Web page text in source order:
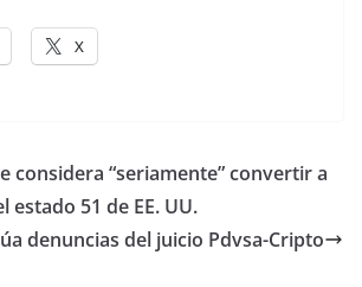
X
considera “seriamente” convertir a
estado 51 de EE. UU.
denuncias del juicio Pdvsa-Cripto